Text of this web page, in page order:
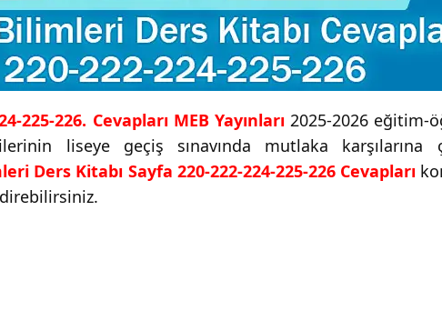
225-226. Cevapları MEB Yayınları2025-2026 eğitim-
liseye geçiş sınavında mutlaka karşılarına
Ders Kitabı Sayfa 220-222-224-225-226 Cevapları